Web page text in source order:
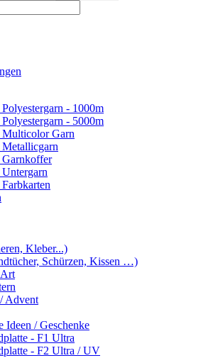
- 1000m
- 5000m
Garn
Kleber...)
Schürzen, Kissen …)
Art
Advent
Ideen / Geschenke
- F1 Ultra
- F2 Ultra / UV